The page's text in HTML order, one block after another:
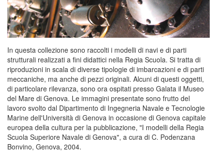
In questa collezione sono raccolti i modelli di navi e di parti
strutturali realizzati a fini didattici nella Regia Scuola. Si tratta di
riproduzioni in scala di diverse tipologie di imbarcazioni e di parti
meccaniche, ma anche di pezzi originali. Alcuni di questi oggetti,
di particolare rilevanza, sono ora ospitati presso Galata il Museo
del Mare di Genova. Le immagini presentate sono frutto del
lavoro svolto dal Dipartimento di Ingegneria Navale e Tecnologie
Marine dell'Università di Genova in occasione di Genova capitale
europea della cultura per la pubblicazione, "I modelli della Regia
Scuola Superiore Navale di Genova", a cura di C. Podenzana
Bonvino, Genova, 2004.